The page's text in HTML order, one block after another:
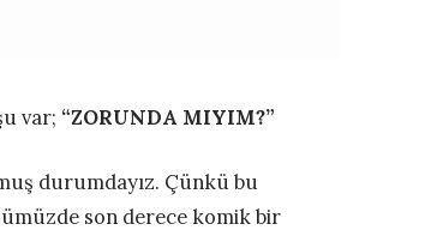
var; “ZORUNDA MIYIM?”
durumdayız. Çünkü bu
son derece komik bir